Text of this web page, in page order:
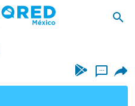
...